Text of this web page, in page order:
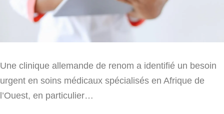
Une clinique allemande de renom a identifié un besoin
urgent en soins médicaux spécialisés en Afrique de
l’Ouest, en particulier…